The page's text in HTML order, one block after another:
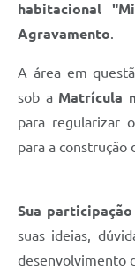
habitacional
Agravamento.
A área em
sob a Matrícula
para regularizar
para a construção
Sua
suas ideias,
desenvolvimento